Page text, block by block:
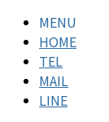
MENU
HOME
TEL
MAIL
LINE